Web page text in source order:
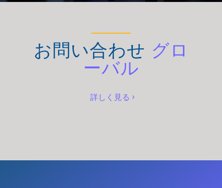
お問い合わせ グロ
ーバル
詳しく見る